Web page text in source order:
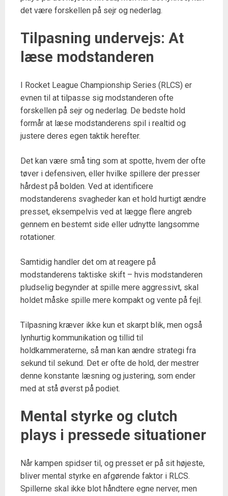
det være forskellen på sejr og nederlag.
Tilpasning undervejs: At
læse modstanderen
I Rocket League Championship Series (RLCS) er
evnen til at tilpasse sig modstanderen ofte
forskellen på sejr og nederlag. De bedste hold
formår at læse modstanderens spil i realtid og
justere deres egen taktik herefter.
Det kan være små ting som at spotte, hvem der ofte
tøver i defensiven, eller hvilke spillere der presser
hårdest på bolden. Ved at identificere
modstanderens svagheder kan et hold hurtigt ændre
presset, eksempelvis ved at lægge flere angreb
gennem en bestemt side eller udnytte langsomme
rotationer.
Samtidig handler det om at reagere på
modstanderens taktiske skift – hvis modstanderen
pludselig begynder at spille mere aggressivt, skal
holdet måske spille mere kompakt og vente på fejl.
Tilpasning kræver ikke kun et skarpt blik, men også
lynhurtig kommunikation og tillid til
holdkammeraterne, så man kan ændre strategi fra
sekund til sekund. Det er ofte de hold, der mestrer
denne konstante læsning og justering, som ender
med at stå øverst på podiet.
Mental styrke og clutch
plays i pressede situationer
Når kampen spidser til, og presset er på sit højeste,
bliver mental styrke en afgørende faktor i RLCS.
Spillerne skal ikke blot håndtere egne nerver, men